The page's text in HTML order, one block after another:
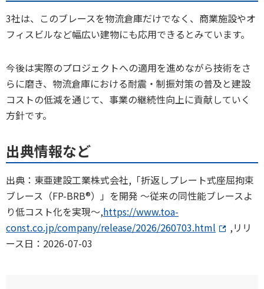
3社は、このブレースを物流倉庫だけでなく、商業施設やオ
フィスビルなど幅広い建物にも応用できるとみています。
今後は実際のプロジェクトへの適用を進めながら技術をさ
らに磨き、物流倉庫における耐震・制振対策の普及と建設
コストの低減を通じて、事業の継続性向上に貢献していく
方針です。
出典情報など
出典：東亜建設工業株式会社,「折返しプレート式座屈拘束
ブレース（FP-BRB®）」を開発 ～従来の同性能ブレースよ
り低コスト化を実現～,https://www.toa-
const.co.jp/company/release/2026/260703.html
,リリ
ース日：2026-07-03